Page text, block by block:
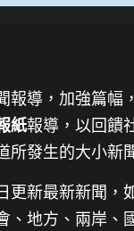
報導，加強篇幅
紙報導，以回饋
所發生的大小新
更新最新新聞 ，
、地方、兩岸、